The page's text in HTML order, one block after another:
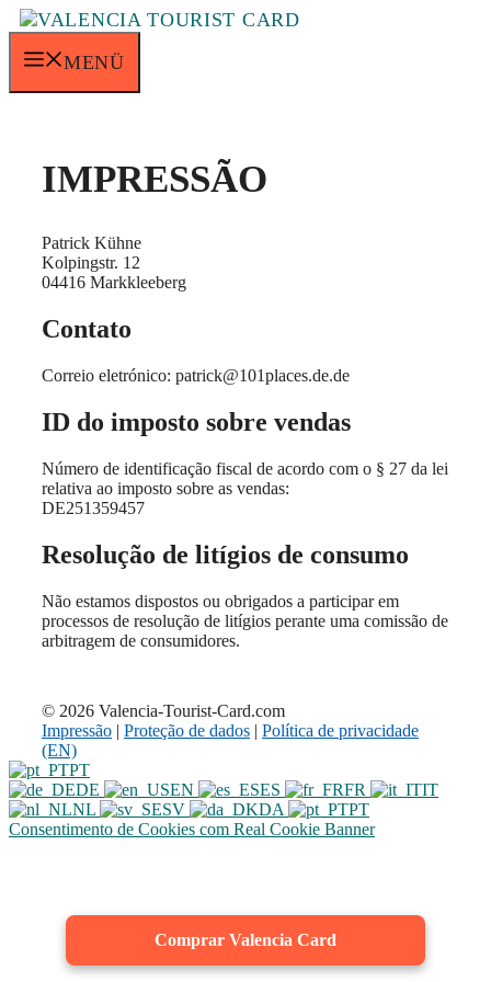
Saltar
para
MENÜ
IMPRESSÃO
Patrick Kühne
Kolpingstr. 12
04416 Markkleeberg
Contato
Correio eletrónico: patrick@101places.de.de
ID do imposto sobre vendas
Número de identificação fiscal de acordo com o § 27 da lei
relativa ao imposto sobre as vendas:
DE251359457
Resolução de litígios de consumo
Não estamos dispostos ou obrigados a participar em
processos de resolução de litígios perante uma comissão de
arbitragem de consumidores.
© 2026 Valencia-Tourist-Card.com
Impressão | Proteção de dados | Política de privacidade
(EN)
PT
DE
EN ES FR
IT
NL
SV DA
PT
Consentimento de Cookies com Real Cookie Banner
Comprar Valencia Card